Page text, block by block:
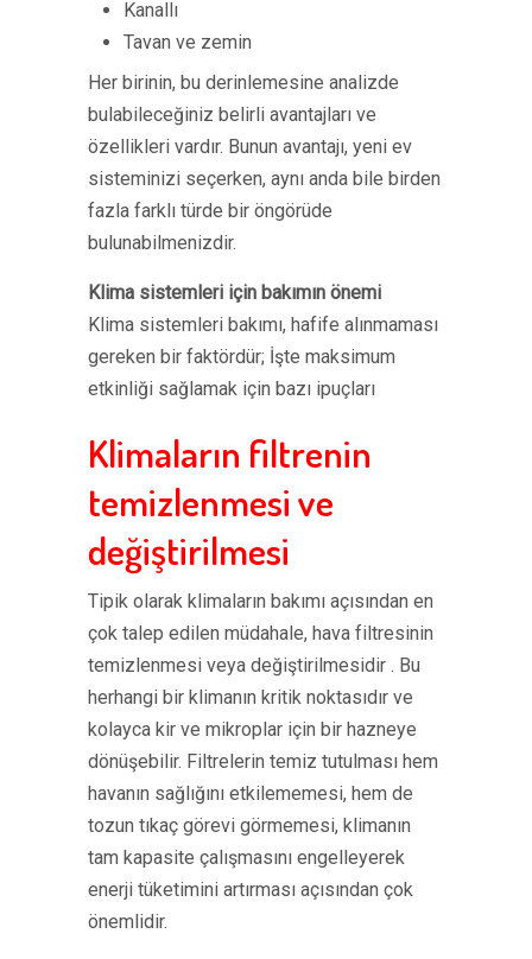
Kanallı
Tavan ve zemin
Her birinin, bu derinlemesine analizde
bulabileceğiniz belirli avantajları ve
özellikleri vardır. Bunun avantajı, yeni ev
sisteminizi seçerken, aynı anda bile birden
fazla farklı türde bir öngörüde
bulunabilmenizdir.
Klima sistemleri için bakımın önemi
Klima sistemleri bakımı, hafife alınmaması
gereken bir faktördür; İşte maksimum
etkinliği sağlamak için bazı ipuçları
Klimaların filtrenin
temizlenmesi ve
değiştirilmesi
Tipik olarak klimaların bakımı açısından en
çok talep edilen müdahale, hava filtresinin
temizlenmesi veya değiştirilmesidir . Bu
herhangi bir klimanın kritik noktasıdır ve
kolayca kir ve mikroplar için bir hazneye
dönüşebilir. Filtrelerin temiz tutulması hem
havanın sağlığını etkilememesi, hem de
tozun tıkaç görevi görmemesi, klimanın
tam kapasite çalışmasını engelleyerek
enerji tüketimini artırması açısından çok
önemlidir.